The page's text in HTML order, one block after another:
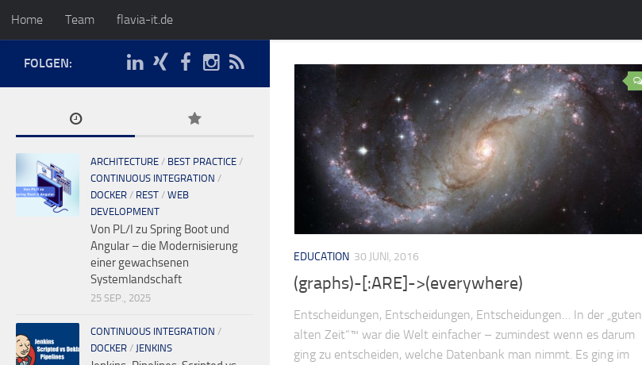
Home Team flavia-it.de
EDUCATION 30 JUNI, 2016
(graphs)-[:ARE]->(everywhere)
Entscheidungen, Entscheidungen, Entscheidungen… In der „guten
alten Zeit“™ war die Welt einfacher – zumindest wenn es darum
ging zu entscheiden, welche Datenbank man nimmt. Es ging im
FOLGEN:
ARCHITECTURE / BEST PRACTICE /
CONTINUOUS INTEGRATION /
DOCKER / REST / WEB
DEVELOPMENT
Von PL/I zu Spring Boot und
Angular – die Modernisierung
einer gewachsenen
Systemlandschaft
25 SEP., 2025
CONTINUOUS INTEGRATION /
DOCKER / JENKINS